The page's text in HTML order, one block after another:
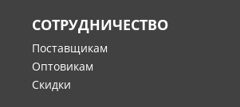
СОТРУДНИЧЕСТВО
Поставщикам
Оптовикам
Скидки